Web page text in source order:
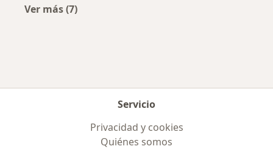
Ver más (7)
Servicio
Privacidad y cookies
Quiénes somos